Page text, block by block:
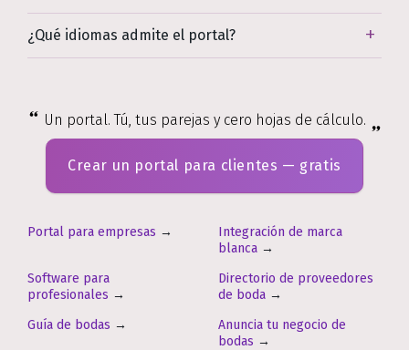
¿Qué idiomas admite el portal?
Un portal. Tú, tus parejas y cero hojas de cálculo.
Crear un portal para clientes — gratis
Portal para empresas →
Integración de marca
blanca →
Software para
profesionales →
Directorio de proveedores
de boda →
Guía de bodas →
Anuncia tu negocio de
bodas →